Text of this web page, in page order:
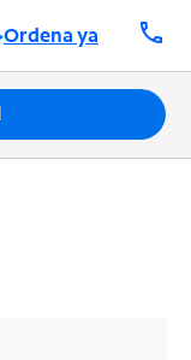
Ordena ya call